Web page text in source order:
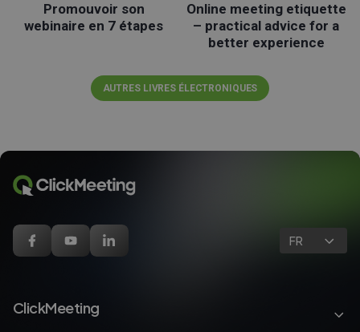
Promouvoir son
webinaire en 7 étapes
Online meeting etiquette
– practical advice for a
better experience
AUTRES LIVRES ÉLECTRONIQUES
FR
ClickMeeting